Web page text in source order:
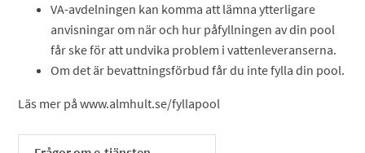
VA-avdelningen kan komma att lämna ytterligare
anvisningar om när och hur påfyllningen av din pool
får ske för att undvika problem i vattenleveranserna.
Om det är bevattningsförbud får du inte fylla din pool.
Läs mer på www.almhult.se/fyllapool